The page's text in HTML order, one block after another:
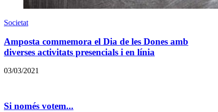
Societat
Amposta commemora el Dia de les Dones amb
diverses activitats presencials i en línia
03/03/2021
Si només votem...